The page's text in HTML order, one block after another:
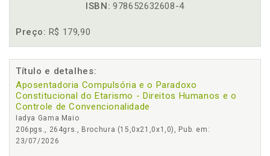
ISBN: 978652632608-4
Preço: R$ 179,90
Título e detalhes:
Aposentadoria Compulsória e o Paradoxo
Constitucional do Etarismo - Direitos Humanos e o
Controle de Convencionalidade
Iadya Gama Maio
206pgs., 264grs., Brochura (15,0x21,0x1,0), Pub. em:
23/07/2026